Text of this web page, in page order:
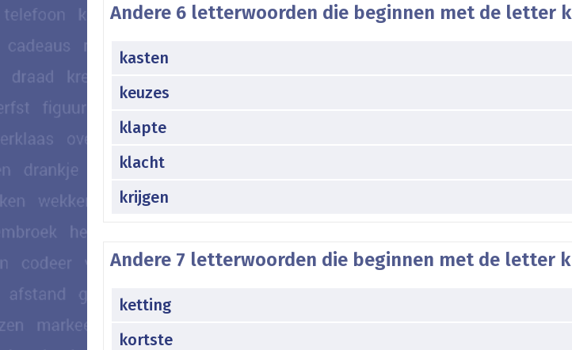
Andere 6 letterwoorden die beginnen met de letter k
kasten
keuzes
klapte
klacht
krijgen
Andere 7 letterwoorden die beginnen met de letter k
ketting
kortste